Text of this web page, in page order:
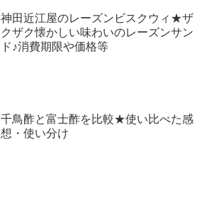
神田近江屋のレーズンビスクウィ★ザ
クザク懐かしい味わいのレーズンサン
ド♪消費期限や価格等
千鳥酢と富士酢を比較★使い比べた感
想・使い分け